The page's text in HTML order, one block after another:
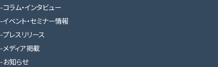
コラム・インタビュー
イベント・セミナー情報
プレスリリース
メディア掲載
お知らせ